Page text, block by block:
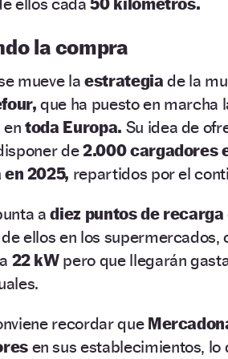
la compra
mueve la estrategia de la
que ha puesto en marcha
entoda Europa. Su idea de
de2.000 cargadores
2025, repartidos por el
adiez puntos de recarga
de ellos en los supermercados,
22 kWpero que llegarán
recordar que
en sus establecimientos, lo